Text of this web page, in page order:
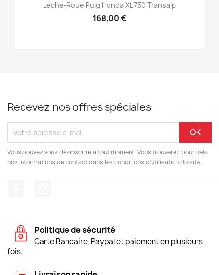
Lèche-Roue Puig Honda XL 750 Transalp
168,00 €
Recevez nos offres spéciales
Vous pouvez vous désinscrire à tout moment. Vous trouverez pour cela
nos informations de contact dans les conditions d'utilisation du site.
Politique de sécurité
Carte Bancaire, Paypal et paiement en plusieurs
fois.